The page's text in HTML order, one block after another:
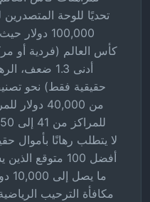
100,000
أدنى 1.3